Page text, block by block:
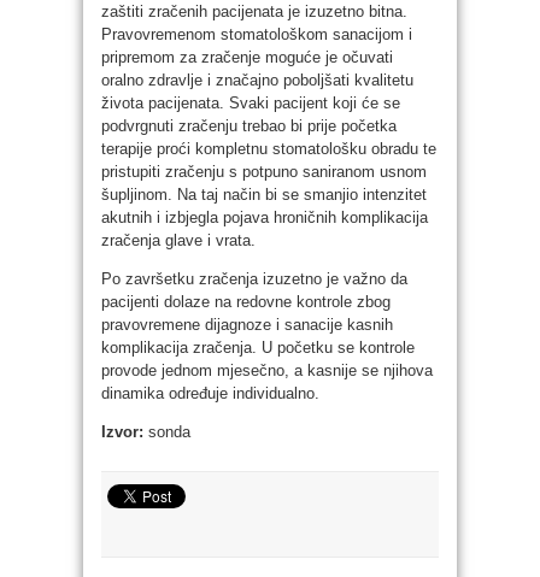
zaštiti zračenih pacijenata je izuzetno bitna.
Pravovremenom stomatološkom sanacijom i
pripremom za zračenje moguće je očuvati
oralno zdravlje i značajno poboljšati kvalitetu
života pacijenata. Svaki pacijent koji će se
podvrgnuti zračenju trebao bi prije početka
terapije proći kompletnu stomatološku obradu te
pristupiti zračenju s potpuno saniranom usnom
šupljinom. Na taj način bi se smanjio intenzitet
akutnih i izbjegla pojava hroničnih komplikacija
zračenja glave i vrata.
Po završetku zračenja izuzetno je važno da
pacijenti dolaze na redovne kontrole zbog
pravovremene dijagnoze i sanacije kasnih
komplikacija zračenja. U početku se kontrole
provode jednom mjesečno, a kasnije se njihova
dinamika određuje individualno.
Izvor: sonda